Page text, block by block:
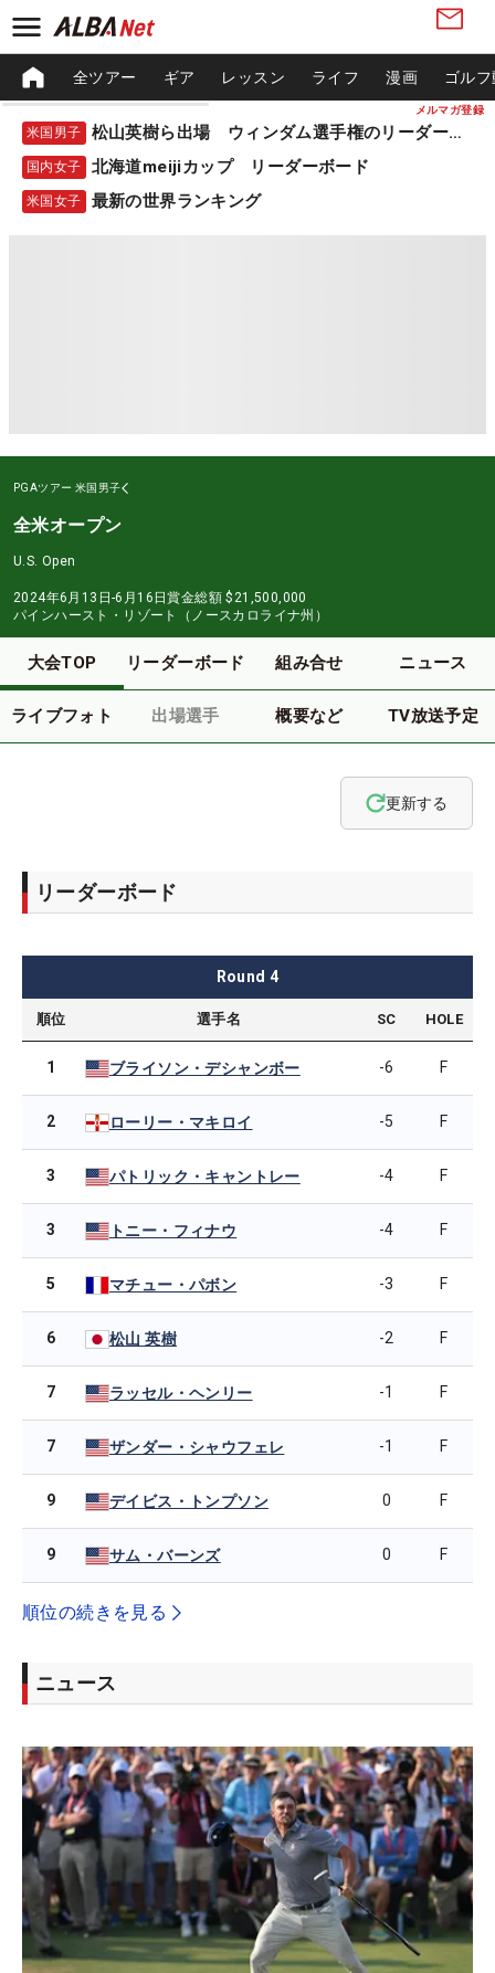
メルマガ登録
全ツアー ギア レッスン ライフ 漫画 ゴル
米国男子 松山英樹ら出場 ウィンダム選手権のリーダーボード
国内女子 北海道meijiカップ リーダーボード
米国女子 最新の世界ランキング
PGAツアー 米国男子
全米オープン
U.S. Open
2024年6月13日-6月16日賞金総額 $21,500,000
パインハースト・リゾート（ノースカロライナ州）
大会TOP リーダーボード 組み合せ ニュース
ライブフォト 出場選手 概要など TV放送予定
更新する
リーダーボード
Round 4
順位 選手名 SC HOLE
1 ブライソン・デシャンボー -6 F
2 ローリー・マキロイ -5 F
3 パトリック・キャントレー -4 F
3 トニー・フィナウ -4 F
5 マチュー・パボン -3 F
6 松山 英樹 -2 F
7 ラッセル・ヘンリー -1 F
7 ザンダー・シャウフェレ -1 F
9 デイビス・トンプソン 0 F
9 サム・バーンズ 0 F
順位の続きを見る
ニュース